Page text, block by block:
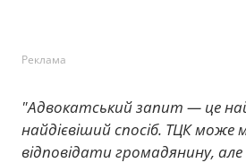
Реклама
"Адвокатський запит — це
найдієвіший спосіб. ТЦК може
відповідати громадянину,